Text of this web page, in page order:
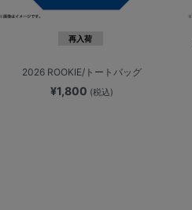
再入荷
2026 ROOKIE/トートバッグ
¥1,800 (税込)